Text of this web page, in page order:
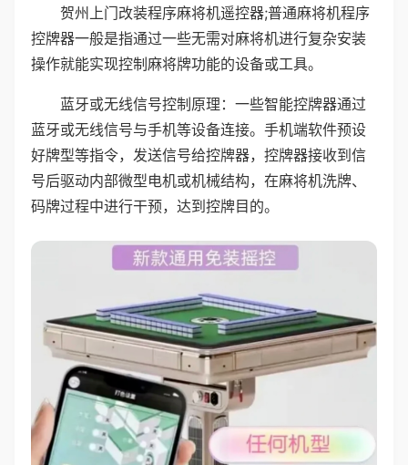
贺州上门改装程序麻将机遥控器;普通麻将机程序
控牌器一般是指通过一些无需对麻将机进行复杂安装
操作就能实现控制麻将牌功能的设备或工具。
蓝牙或无线信号控制原理：一些智能控牌器通过
蓝牙或无线信号与手机等设备连接。手机端软件预设
好牌型等指令，发送信号给控牌器，控牌器接收到信
号后驱动内部微型电机或机械结构，在麻将机洗牌、
码牌过程中进行干预，达到控牌目的。